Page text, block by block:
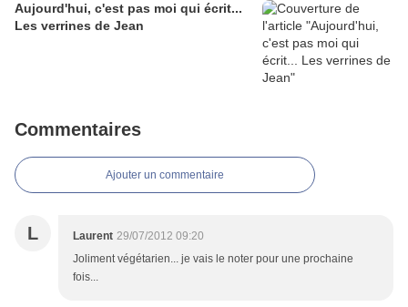
Aujourd'hui, c'est pas moi qui écrit...
Les verrines de Jean
Commentaires
Ajouter un commentaire
L Laurent 29/07/2012 09:20
Joliment végétarien... je vais le noter pour une prochaine
fois...